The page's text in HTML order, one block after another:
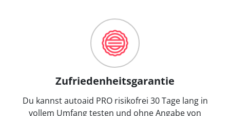
Zufriedenheitsgarantie
Du kannst autoaid PRO risikofrei 30 Tage lang in
vollem Umfang testen und ohne Angabe von